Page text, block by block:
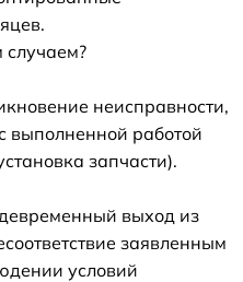
случаем?
неисправности,
выполненной работой
запчасти).
выход из
заявленным
условий